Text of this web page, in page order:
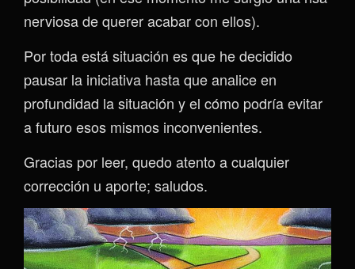
nerviosa de querer acabar con ellos).
Por toda está situación es que he decidido
pausar la iniciativa hasta que analice en
profundidad la situación y el cómo podría evitar
a futuro esos mismos inconvenientes.
Gracias por leer, quedo atento a cualquier
corrección u aporte; saludos.